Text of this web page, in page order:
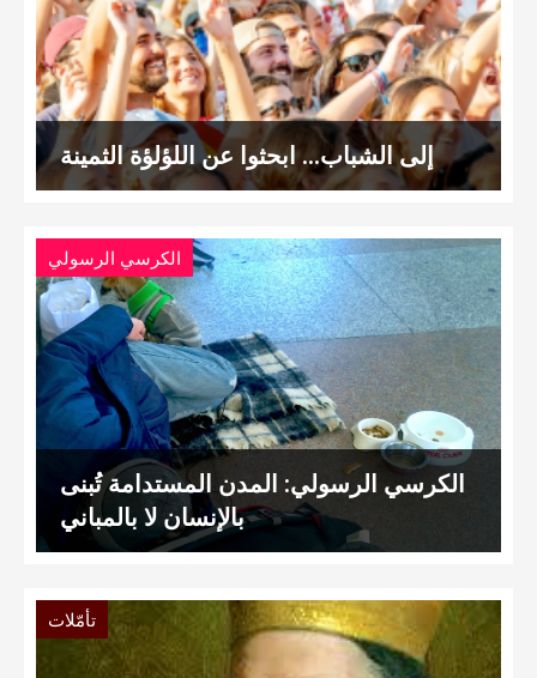
إلى الشباب… ابحثوا عن اللؤلؤة الثمينة
الكرسي الرسولي
الكرسي الرسولي: المدن المستدامة تُبنى
بالإنسان لا بالمباني
تأمّلات